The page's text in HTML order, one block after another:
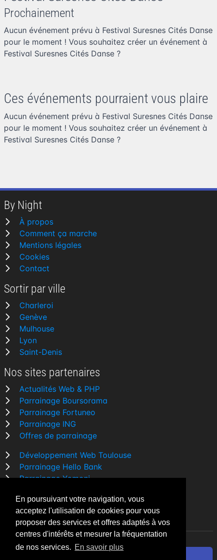
En poursuivant votre navigation, vous
acceptez l'utilisation de cookies pour vous
proposer des services et offres adaptés à vos
centres d'intérêts et mesurer la fréquentation
de nos services. En savoir plus
Prochainement
Aucun événement prévu à Festival Suresnes Cités Danse
pour le moment ! Vous souhaitez créer un événement à
Festival Suresnes Cités Danse ?
Ces événements pourraient vous plaire
Aucun événement prévu à Festival Suresnes Cités Danse
pour le moment ! Vous souhaitez créer un événement à
Festival Suresnes Cités Danse ?
By Night
À propos
Comment ça marche
Mentions légales
Cookies
Contact
Sortir par ville
Charleroi
Genève
Mulhouse
Lyon
Saint-Denis
Nos sites partenaires
Actualités Web & PHP
Parrainage Boursorama
Parrainage Fortuneo
Parrainage ING
Offres de parrainage
Développement Web Toulouse
Parrainage Hello Bank
Parrainage Yomoni
Comparatif banque
By Night v5.7.3| © 2026 - Tous droits réservés